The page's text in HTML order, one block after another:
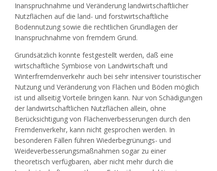
Inanspruchnahme und Veränderung landwirtschaftlicher
Nutzflächen auf die land- und forstwirtschaftliche
Bodennutzung sowie die rechtlichen Grundlagen der
Inanspruchnahme von fremdem Grund.
Grundsätzlich konnte festgestellt werden, daß eine
wirtschaftliche Symbiose von Landwirtschaft und
Winterfremdenverkehr auch bei sehr intensiver touristischer
Nutzung und Veränderung von Flächen und Böden möglich
ist und allseitig Vorteile bringen kann. Nur von Schädigungen
der landwirtschaftlichen Nutzflächen allein, ohne
Berücksichtigung von Flächenverbesserungen durch den
Fremdenverkehr, kann nicht gesprochen werden. In
besonderen Fällen führen Wiederbegrünungs- und
Weideverbesserungsmaßnahmen sogar zu einer
theoretisch verfügbaren, aber nicht mehr durch die